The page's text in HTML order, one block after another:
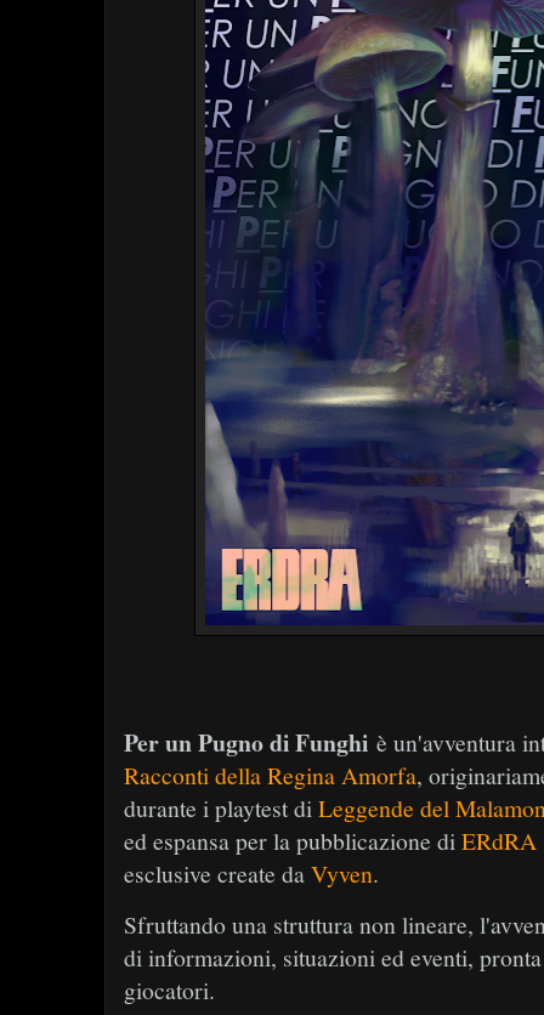
Per un Pugno di Funghi è un'avventura
Racconti della Regina Amorfa,
durante i playtest diLeggende del
ed espansa per la pubblicazione diERdRA
esclusive create daVyven.
Sfruttando una struttura non lineare,
di informazioni, situazioni ed eventi,
giocatori.